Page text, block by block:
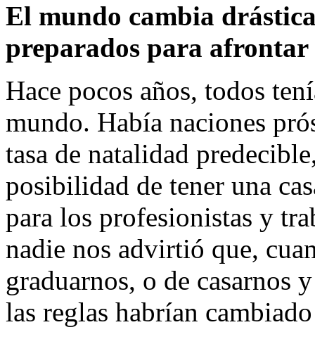
El mundo cambia
preparados para afrontar
Hace pocos años, todos
mundo. Había naciones
tasa de natalidad
posibilidad de tener una
para los profesionistas y
nadie nos advirtió que,
graduarnos, o de casarnos
las reglas habrían